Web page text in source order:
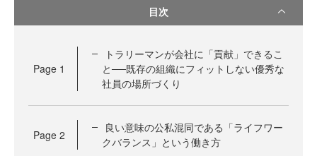
目次
Page 1
トラリーマンが会社に「貢献」できるこ
と──既存の組織にフィットしない優秀な
社員の場所づくり
Page 2
良い意味の公私混同である「ライフワー
クバランス」という働き方